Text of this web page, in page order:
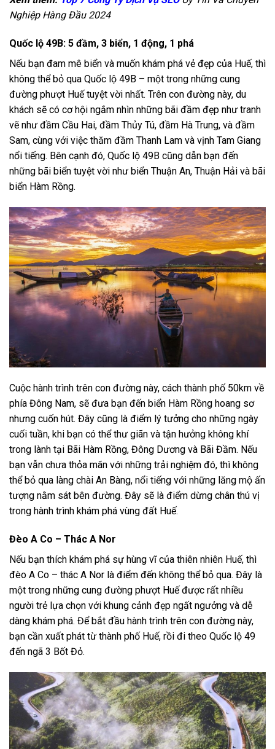
Nghiệp Hàng Đầu 2024
Quốc lộ 49B: 5 đầm, 3 biển, 1 động, 1 phá
Nếu bạn đam mê biển và muốn khám phá vẻ đẹp của Huế, thì
không thể bỏ qua Quốc lộ 49B – một trong những cung
đường phượt Huế tuyệt vời nhất. Trên con đường này, du
khách sẽ có cơ hội ngắm nhìn những bãi đầm đẹp như tranh
vẽ như đầm Cầu Hai, đầm Thủy Tú, đầm Hà Trung, và đầm
Sam, cùng với việc thăm đầm Thanh Lam và vịnh Tam Giang
nổi tiếng. Bên cạnh đó, Quốc lộ 49B cũng dẫn bạn đến
những bãi biển tuyệt vời như biển Thuận An, Thuận Hải và bãi
biển Hàm Rồng.
Cuộc hành trình trên con đường này, cách thành phố 50km về
phía Đông Nam, sẽ đưa bạn đến biển Hàm Rồng hoang sơ
nhưng cuốn hút. Đây cũng là điểm lý tưởng cho những ngày
cuối tuần, khi bạn có thể thư giãn và tận hưởng không khí
trong lành tại Bãi Hàm Rồng, Đông Dương và Bãi Đầm. Nếu
bạn vẫn chưa thỏa mãn với những trải nghiệm đó, thì không
thể bỏ qua làng chài An Bàng, nổi tiếng với những lăng mộ ấn
tượng nằm sát bên đường. Đây sẽ là điểm dừng chân thú vị
trong hành trình khám phá vùng đất Huế.
Đèo A Co – Thác A Nor
Nếu bạn thích khám phá sự hùng vĩ của thiên nhiên Huế, thì
đèo A Co – thác A Nor là điểm đến không thể bỏ qua. Đây là
một trong những cung đường phượt Huế được rất nhiều
người trẻ lựa chọn với khung cảnh đẹp ngất ngưởng và dễ
dàng khám phá. Để bắt đầu hành trình trên con đường này,
bạn cần xuất phát từ thành phố Huế, rồi đi theo Quốc lộ 49
đến ngã 3 Bốt Đỏ.